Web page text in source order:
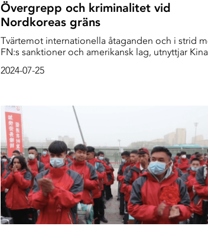
Övergrepp och kriminalitet vid
Nordkoreas gräns
Tvärtemot internationella åtaganden och i strid
FN:s sanktioner och amerikansk lag, utnyttjar Kina
på anläggningarna berättade om omfattande
2024-07-25